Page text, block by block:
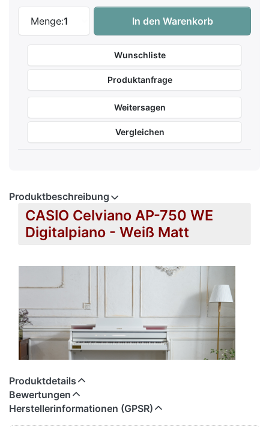
Menge:1
Casio Celviano AP-750 WE - Weiß Matt
In den Warenkorb
Wunschliste
Produktanfrage
Weitersagen
Vergleichen
Produktbeschreibung
CASIO Celviano AP-750 WE
Digitalpiano - Weiß Matt
Produktdetails
Bewertungen
Herstellerinformationen (GPSR)